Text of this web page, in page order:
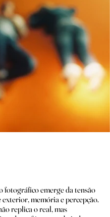
fotográfico emerge da tensão
memória e percepção.
replica o real, mas